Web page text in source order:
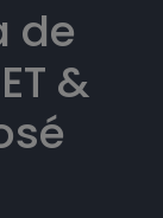
de
&